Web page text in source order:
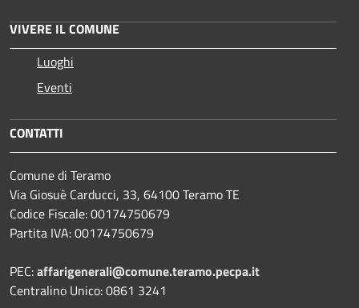
VIVERE IL COMUNE
Luoghi
Eventi
CONTATTI
Comune di Teramo
Via Giosuè Carducci, 33, 64100 Teramo TE
Codice Fiscale: 00174750679
Partita IVA: 00174750679
PEC:affarigenerali@comune.teramo.pecpa.it
Centralino Unico: 0861 3241